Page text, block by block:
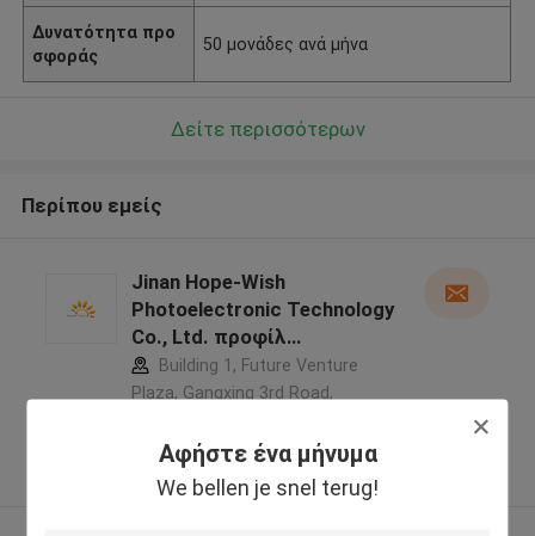
Αφήστε ένα μήνυμα
We bellen je snel terug!
Δυνατότητα προ
σφοράς
50 μονάδες ανά μήνα
Δείτε περισσότερων
Περίπου εμείς
Jinan Hope-Wish
Photoelectronic Technology
Co., Ltd. προφίλ
κατασκευαστή
Building 1, Future Venture
Plaza, Gangxing 3rd Road,
5.0
Ελεγχμένος προμηθευτής